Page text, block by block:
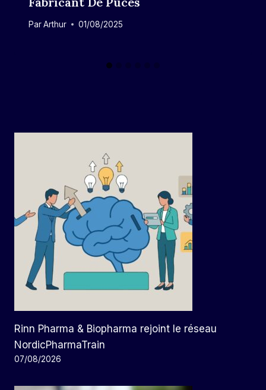
ParArthur 01/08/2025
Rinn Pharma & Biopharma rejoint le réseau
NordicPharmaTrain
07/08/2026